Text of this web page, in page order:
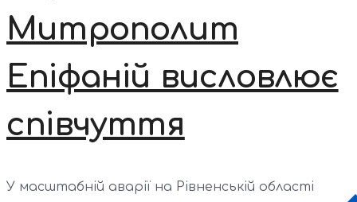
Митрополит
Епіфаній висловлює
співчуття
У масштабній аварії на Рівненській області